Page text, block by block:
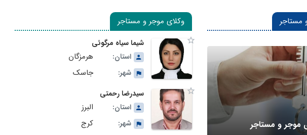
مستاجر
موجر و مستاجر
وکلای موجر و مستاجر
شیما سیاه مرگوئی
استان:
هرمزگان
شهر: جاسک
سیدرضا رحمتی
استان:
البرز
شهر: کرج